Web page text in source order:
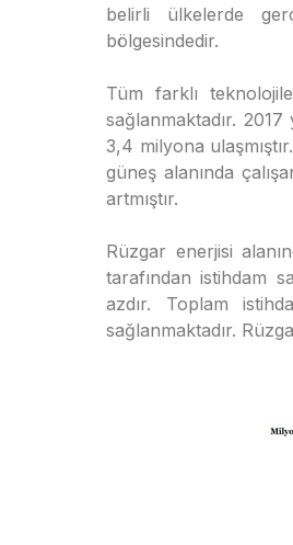
belirli ülkelerde
bölgesindedir.
Tüm farklı
sağlanmaktadır. 2017
3,4 milyona
güneş alanında
artmıştır.
Rüzgar enerjisi
tarafından istihdam
azdır. Toplam
sağlanmaktadır.